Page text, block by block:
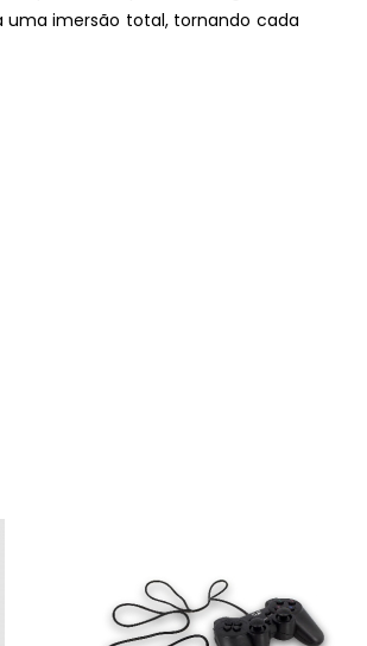
uma imersão total, tornando cada